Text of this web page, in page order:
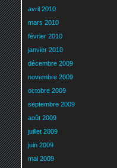
avril 2010
mars 2010
février 2010
janvier 2010
décembre 2009
novembre 2009
octobre 2009
septembre 2009
août 2009
juillet 2009
juin 2009
mai 2009